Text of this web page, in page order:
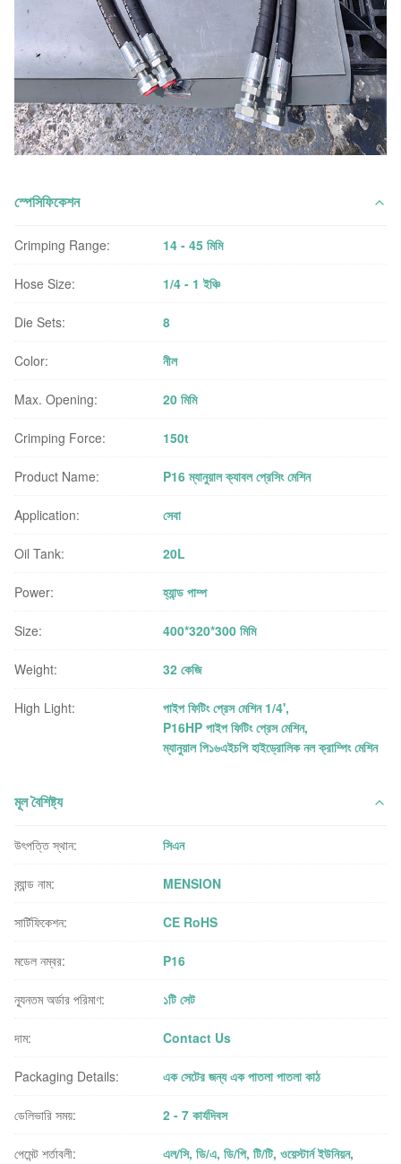
স্পেসিফিকেশন
Crimping Range: 14 - 45 মিমি
Hose Size: 1/4 - 1 ইঞ্চি
Die Sets: 8
Color: নীল
Max. Opening: 20 মিমি
Crimping Force: 150t
Product Name: P16 ম্যানুয়াল ক্যাবল প্রেসিং মেশিন
Application: সেবা
Oil Tank: 20L
Power: হ্যান্ড পাম্প
Size: 400*320*300 মিমি
Weight: 32 কেজি
High Light: পাইপ ফিটিং প্রেস মেশিন 1/4',
P16HP পাইপ ফিটিং প্রেস মেশিন,
ম্যানুয়াল পি১৬এইচপি হাইড্রোলিক নল ক্রাম্পিং মেশিন
মূল বৈশিষ্ট্য
উৎপত্তি স্থান: সিএন
ব্র্যান্ড নাম: MENSION
সার্টিফিকেশন: CE RoHS
মডেল নম্বর: P16
ন্যূনতম অর্ডার পরিমাণ: ১টি সেট
দাম: Contact Us
Packaging Details: এক সেটের জন্য এক পাতলা পাতলা কাঠ
ডেলিভারি সময়: 2 - 7 কার্যদিবস
পেমেন্ট শর্তাবলী:
এল/সি, ডি/এ, ডি/পি, টি/টি, ওয়েস্টার্ন ইউনিয়ন,